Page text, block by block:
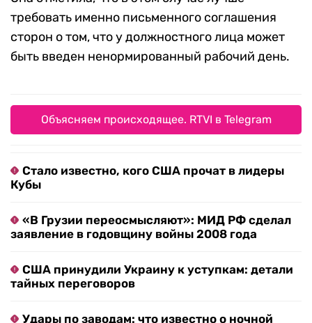
требовать именно письменного соглашения
сторон о том, что у должностного лица может
быть введен ненормированный рабочий день.
Объясняем происходящее. RTVI в Telegram
Стало известно, кого США прочат в лидеры
Кубы
«В Грузии переосмысляют»: МИД РФ сделал
заявление в годовщину войны 2008 года
США принудили Украину к уступкам: детали
тайных переговоров
Удары по заводам: что известно о ночной